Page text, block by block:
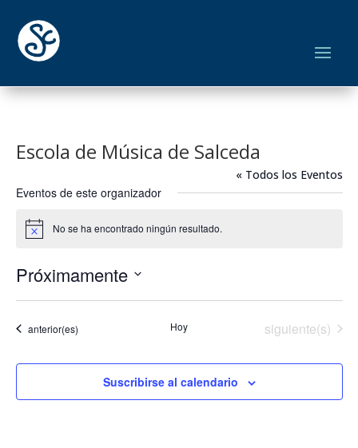
Escola de Música de Salceda
« Todos los Eventos
Eventos de este organizador
Aviso No se ha encontrado ningún resultado.
Próximamente
Eventos
anterior(es) Hoy Eventos
siguiente(s)
Suscribirse al calendario